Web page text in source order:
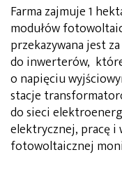
Farma zajmuje 1
modułów
przekazywana jest
do inwerterów,
o napięciu
stacje
do sieci
elektrycznej, pracę i
fotowoltaicznej